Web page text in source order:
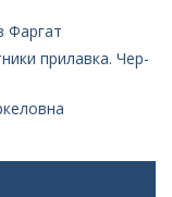
Фаргат
прилавка. Чер­